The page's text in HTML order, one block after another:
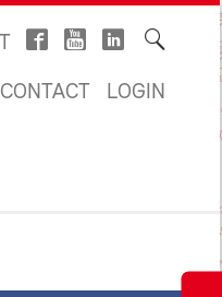
CONTACT LOGIN